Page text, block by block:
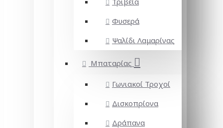
Φυσερά
Ψαλίδι Λαμαρίνας
Μπαταρίας
Γωνιακοί Τροχοί
Δισκοπρίονα
Δράπανα